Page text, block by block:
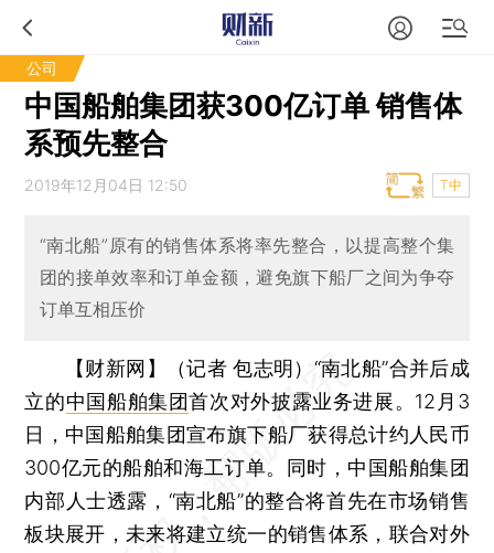
公司
中国船舶集团获300亿订单 销售体
系预先整合
2019年12月04日 12:50 T中
“南北船”原有的销售体系将率先整合，以提高整个集
团的接单效率和订单金额，避免旗下船厂之间为争夺
订单互相压价
【财新网】（记者 包志明） “南北船”合并后成
立的中国船舶集团首次对外披露业务进展。12月3
日，中国船舶集团宣布旗下船厂获得总计约人民币
300亿元的船舶和海工订单。同时，中国船舶集团
内部人士透露，“南北船”的整合将首先在市场销售
板块展开，未来将建立统一的销售体系，联合对外